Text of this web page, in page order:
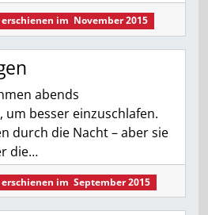
erschienen im November 2015
abends
besser einzuschlafen.
durch die Nacht – aber sie
die…
erschienen im September 2015